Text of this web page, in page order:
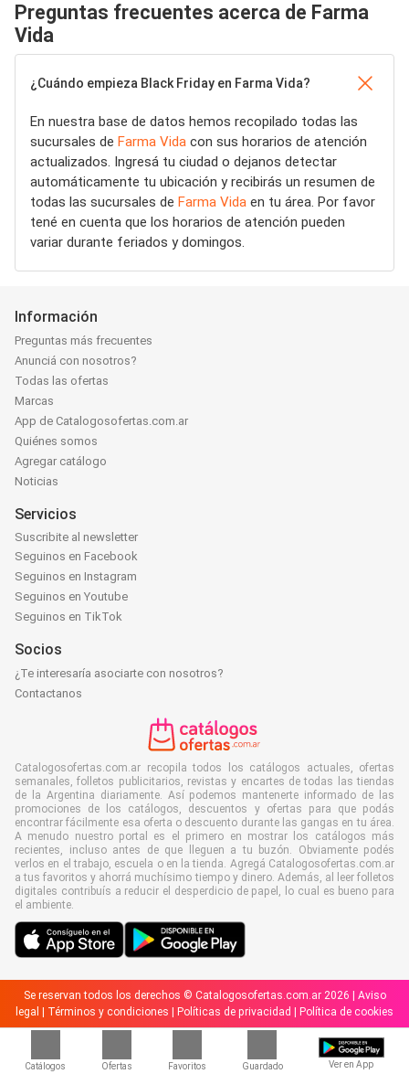
Catálogos Ofertas Favoritos Guardado Ver en App
Preguntas frecuentes acerca de Farma
Vida
¿Cuándo empieza Black Friday en Farma Vida?
En nuestra base de datos hemos recopilado todas las
sucursales de Farma Vida con sus horarios de atención
actualizados. Ingresá tu ciudad o dejanos detectar
automáticamente tu ubicación y recibirás un resumen de
todas las sucursales de Farma Vida en tu área. Por favor
tené en cuenta que los horarios de atención pueden
variar durante feriados y domingos.
Información
Preguntas más frecuentes
Anunciá con nosotros?
Todas las ofertas
Marcas
App de Catalogosofertas.com.ar
Quiénes somos
Agregar catálogo
Noticias
Servicios
Suscribite al newsletter
Seguinos en Facebook
Seguinos en Instagram
Seguinos en Youtube
Seguinos en TikTok
Socios
¿Te interesaría asociarte con nosotros?
Contactanos
Catalogosofertas.com.ar recopila todos los catálogos actuales, ofertas
semanales, folletos publicitarios, revistas y encartes de todas las tiendas
de la Argentina diariamente. Así podemos mantenerte informado de las
promociones de los catálogos, descuentos y ofertas para que podás
encontrar fácilmente esa oferta o descuento durante las gangas en tu área.
A menudo nuestro portal es el primero en mostrar los catálogos más
recientes, incluso antes de que lleguen a tu buzón. Obviamente podés
verlos en el trabajo, escuela o en la tienda. Agregá Catalogosofertas.com.ar
a tus favoritos y ahorrá muchísimo tiempo y dinero. Además, al leer folletos
digitales contribuís a reducir el desperdicio de papel, lo cual es bueno para
el ambiente.
Se reservan todos los derechos © Catalogosofertas.com.ar 2026 | Aviso
legal
Términos y condiciones Políticas de privacidad Política de cookies